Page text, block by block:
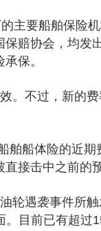
主要船舶保险机
赔协会，均发
保。
。不过，新的费
舶船体险的近期
接击中之前的预
轮遇袭事件所
目前已有超过